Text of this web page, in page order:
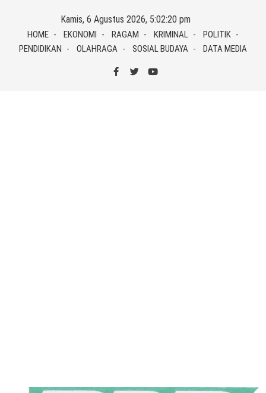
content
Kamis, 6 Agustus 2026, 5:02:21 pm
HOME EKONOMI RAGAM KRIMINAL
POLITIK
PENDIDIKAN
OLAHRAGA SOSIAL BUDAYA DATA MEDIA